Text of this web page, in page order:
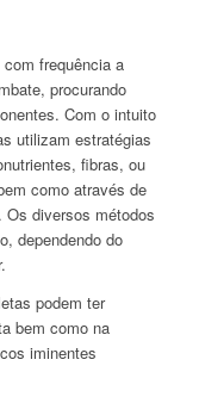
frequência a
procurando
Com o intuito
utilizam estratégias
fibras, ou
como através de
Os diversos métodos
dependendo do
podem ter
bem como na
iminentes